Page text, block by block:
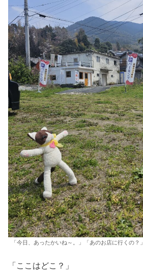
「今日、あったかいね～。」「あのお店に行くの？」
「ここはどこ？」